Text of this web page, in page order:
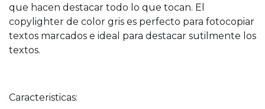
que hacen destacar todo lo que tocan. El
copylighter de color gris es perfecto para fotocopiar
textos marcados e ideal para destacar sutilmente los
textos.
Caracteristicas: